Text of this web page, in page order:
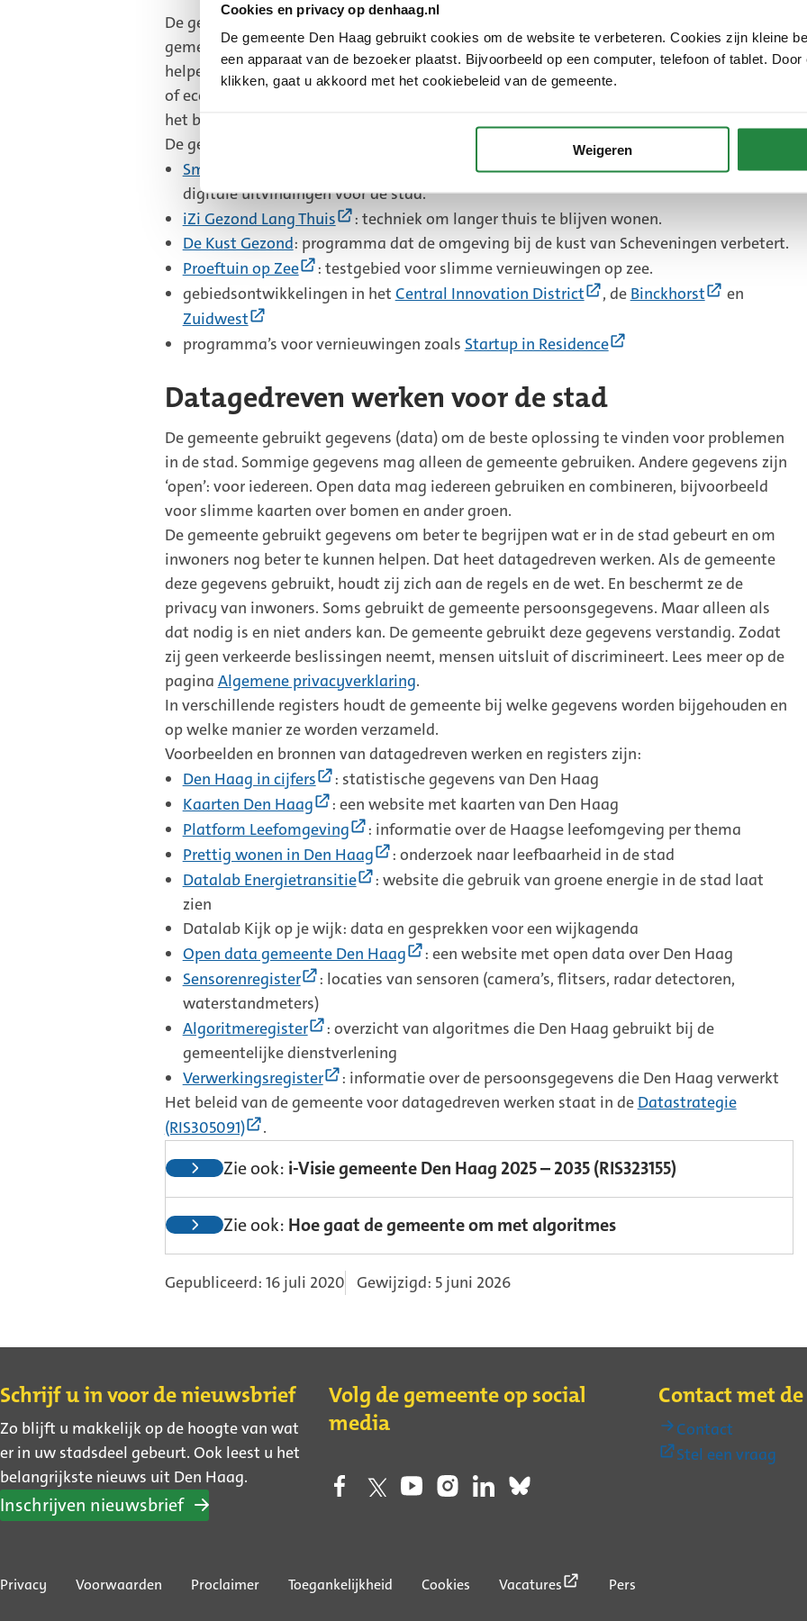
Cookies en privacy op denhaag.nl
De gemeente Den Haag gebruikt cookies om de website te verbeteren. Cookies zijn kleine
een apparaat van de bezoeker plaatst. Bijvoorbeeld op een computer, telefoon of tablet.
klikken, gaat u akkoord met het cookiebeleid van de gemeente.
Weigeren
De gemeente werkt aan digitale vernieuwing, die maakt de stad slimmer. Het is voor de
gemeente belangrijk om goed te bekijken welke nieuwe technieken Den Haag kunnen
helpen. Bijvoorbeeld bij het verbeteren van de bereikbaarheid, veiligheid, duurzaamheid
of economie in de stad. Als de gemeente gebieden opnieuw ontwikkelt, houdt ze al vanaf
het begin rekening met welke techniek in de toekomst nodig is.
De gemeente werkt aan de volgende projecten voor slimme vernieuwingen in de stad:
Smart City Den Haag
link)
: de gemeente test in hetLiving Lab Scheveningennieuwe
digitale uitvindingen voor de stad.
iZi Gezond Lang Thuis
(Externe
link)
: techniek om langer thuis te blijven wonen.
De Kust Gezond: programma dat de omgeving bij de kust van Scheveningen verbetert.
Proeftuin op Zee
(Externe
link)
: testgebied voor slimme vernieuwingen op zee.
gebiedsontwikkelingen in het Central Innovation District
(Externe
, de Binckhorst
(Externe
en
Zuidwest
link)
programma’s voor vernieuwingen zoals Startup in Residence
Datagedreven werken voor de stad
De gemeente gebruikt gegevens (data) om de beste oplossing te vinden voor problemen
in de stad. Sommige gegevens mag alleen de gemeente gebruiken. Andere gegevens zijn
‘open’: voor iedereen. Open data mag iedereen gebruiken en combineren, bijvoorbeeld
voor slimme kaarten over bomen en ander groen.
De gemeente gebruikt gegevens om beter te begrijpen wat er in de stad gebeurt en om
inwoners nog beter te kunnen helpen. Dat heet datagedreven werken. Als de gemeente
deze gegevens gebruikt, houdt zij zich aan de regels en de wet. En beschermt ze de
privacy van inwoners. Soms gebruikt de gemeente persoonsgegevens. Maar alleen als
dat nodig is en niet anders kan. De gemeente gebruikt deze gegevens verstandig. Zodat
zij geen verkeerde beslissingen neemt, mensen uitsluit of discrimineert. Lees meer op de
pagina Algemene privacyverklaring.
In verschillende registers houdt de gemeente bij welke gegevens worden bijgehouden en
op welke manier ze worden verzameld.
Voorbeelden en bronnen van datagedreven werken en registers zijn:
Den Haag in cijfers
(Externe
link)
: statistische gegevens van Den Haag
Kaarten Den Haag
(Externe
link)
: een website met kaarten van Den Haag
Platform Leefomgeving
(Externe
link)
: informatie over de Haagse leefomgeving per thema
Prettig wonen in Den Haag
(Externe
link)
: onderzoek naar leefbaarheid in de stad
Datalab Energietransitie
(Externe
: website die gebruik van groene energie in de stad laat
zien
Datalab Kijk op je wijk: data en gesprekken voor een wijkagenda
Open data gemeente Den Haag
(Externe
link)
: een website met open data over Den Haag
Sensorenregister
(Externe
link)
: locaties van sensoren (camera’s, flitsers, radar detectoren,
waterstandmeters)
Algoritmeregister
(Externe
link)
: overzicht van algoritmes die Den Haag gebruikt bij de
gemeentelijke dienstverlening
Verwerkingsregister
(Externe
link)
: informatie over de persoonsgegevens die Den Haag verwerkt
Het beleid van de gemeente voor datagedreven werken staat in de Datastrategie
(RIS305091)
(Externe
.
Zie ook: i-Visie gemeente Den Haag 2025 – 2035 (RIS323155)(Externe
Zie ook: Hoe gaat de gemeente om met algoritmes
Gepubliceerd: 16 juli 2020 Gewijzigd: 5 juni 2026
Contact
Schrijf u in voor de nieuwsbrief
Zo blijft u makkelijk op de hoogte van wat
er in uw stadsdeel gebeurt. Ook leest u het
belangrijkste nieuws uit Den Haag.
Inschrijven nieuwsbrief
Volg de gemeente op social
media
Contact met
Contact
Stel een vraag
Over
Privacy Voorwaarden Proclaimer Toegankelijkheid Cookies Vacatures
(Externe
Pers